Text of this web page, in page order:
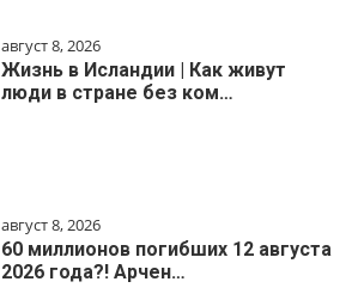
август 8, 2026
Жизнь в Исландии | Как живут
люди в стране без ком…
август 8, 2026
60 миллионов погибших 12 августа
2026 года?! Арчен…